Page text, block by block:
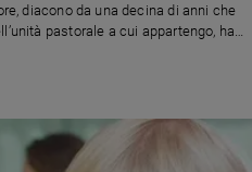
diacono da una decina di anni che
pastorale a cui appartengo, ha
e ha mantenuto la sua